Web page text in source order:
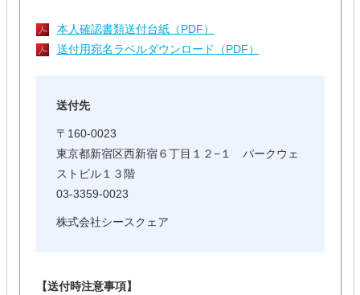
本人確認書類送付台紙（PDF）
送付用宛名ラベルダウンロード（PDF）
送付先
〒160-0023
東京都新宿区西新宿６丁目１２−１ パークウェ
ストビル１３階
03-3359-0023
株式会社シースクェア
【送付時注意事項】